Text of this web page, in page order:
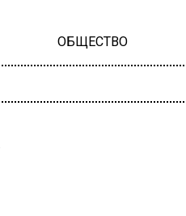
ОБЩЕСТВО